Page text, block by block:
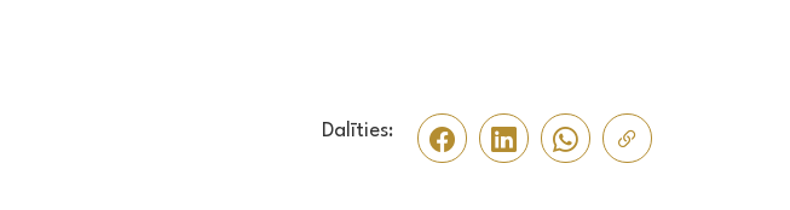
Dalīties: